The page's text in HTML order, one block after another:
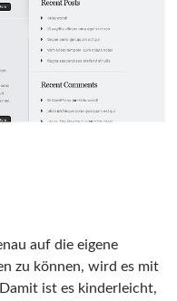
auf die eigene
zu können, wird es mit
ist es kinderleicht,